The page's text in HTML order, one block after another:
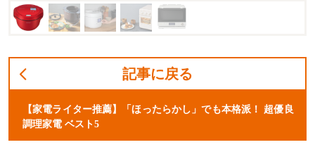
記事に戻る
【家電ライター推薦】「ほったらかし」でも本格派！ 超優良
調理家電 ベスト5